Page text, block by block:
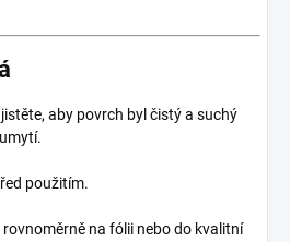
aby povrch byl čistý a suchý
použitím.
rovnoměrně na fólii nebo do kvalitní